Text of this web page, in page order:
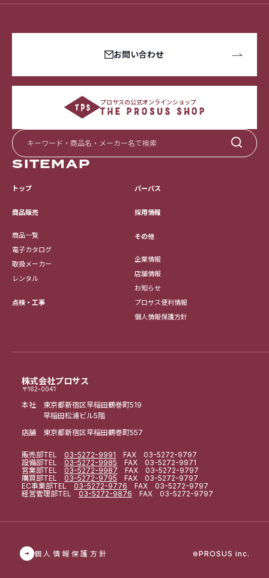
株式会社プロサス
〒162-0041
本社 東京都新宿区早稲田鶴巻町519
早稲田松浦ビル5階
店舗 東京都新宿区早稲田鶴巻町557
販売部TEL 03-5272-9991 FAX 03-5272-9797
設備部TEL 03-5272-9985 FAX 03-5272-9971
営業部TEL 03-5272-9987 FAX 03-5272-9797
購買部TEL 03-5272-9795 FAX 03-5272-9797
EC事業部TEL 03-5272-9776 FAX 03-5272-9797
経営管理部TEL 03-5272-9876 FAX 03-5272-9797
お問い合わせ
プロサスの公式オンラインショップ
SITEMAP
トップ
商品販売
商品一覧
電子カタログ
取扱メーカー
レンタル
点検・工事
パーパス
採用情報
その他
企業情報
店舗情報
お知らせ
プロサス便利情報
個人情報保護方針
個人情報保護方針 ©PROSUS inc.